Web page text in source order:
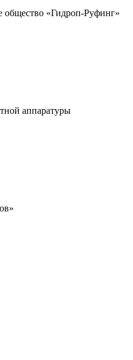
общество «Гидроп-Руфинг»
аппаратуры